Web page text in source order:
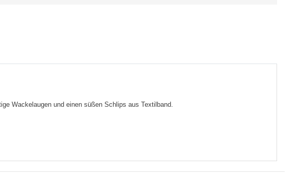
Wackelaugen und einen süßen Schlips aus Textilband.